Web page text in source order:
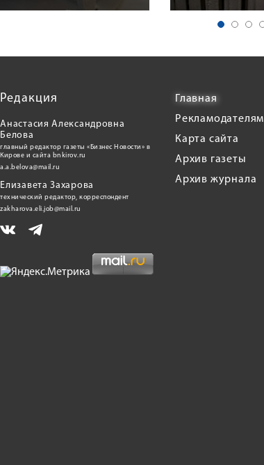
Редакция
Анастасия Александровна
Белова
главный редактор газеты «Бизнес Новости» в
Кирове и сайта bnkirov.ru
a.a.belova@mail.ru
Елизавета Захарова
технический редактор, корреспондент
zakharova.eli.job@mail.ru
Главная
Рекламодателям
Карта сайта
Архив газеты
Архив журнала